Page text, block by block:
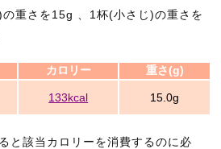
重さを15g 、1杯(小さじ)の重さを
カロリー 重さ(g)
133kcal 15.0g
と該当カロリーを消費するのに必